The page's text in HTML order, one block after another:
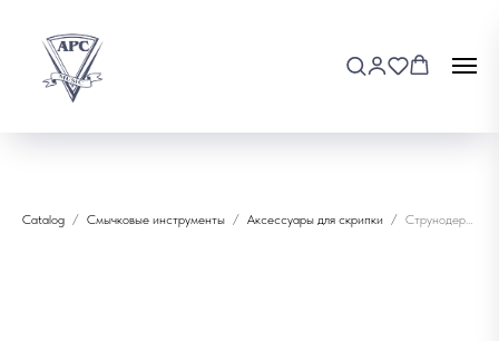
Catalog Смычковые инструменты Аксессуары для скрипки Струнодержатель для скрипки 2/4 WBO VTO1E